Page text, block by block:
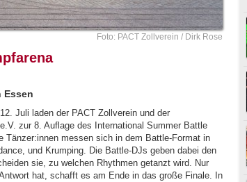
Foto: PACT Zollverein / Dirk Rose
Essen
Juli laden der PACT Zollverein und der
zur 8. Auflage des International Summer Battle
Tänzer:innen messen sich in dem Battle-Format in
und Krumping. Die Battle-DJs geben dabei den
sie, zu welchen Rhythmen getanzt wird. Nur
hat, schafft es am Ende in das große Finale. In